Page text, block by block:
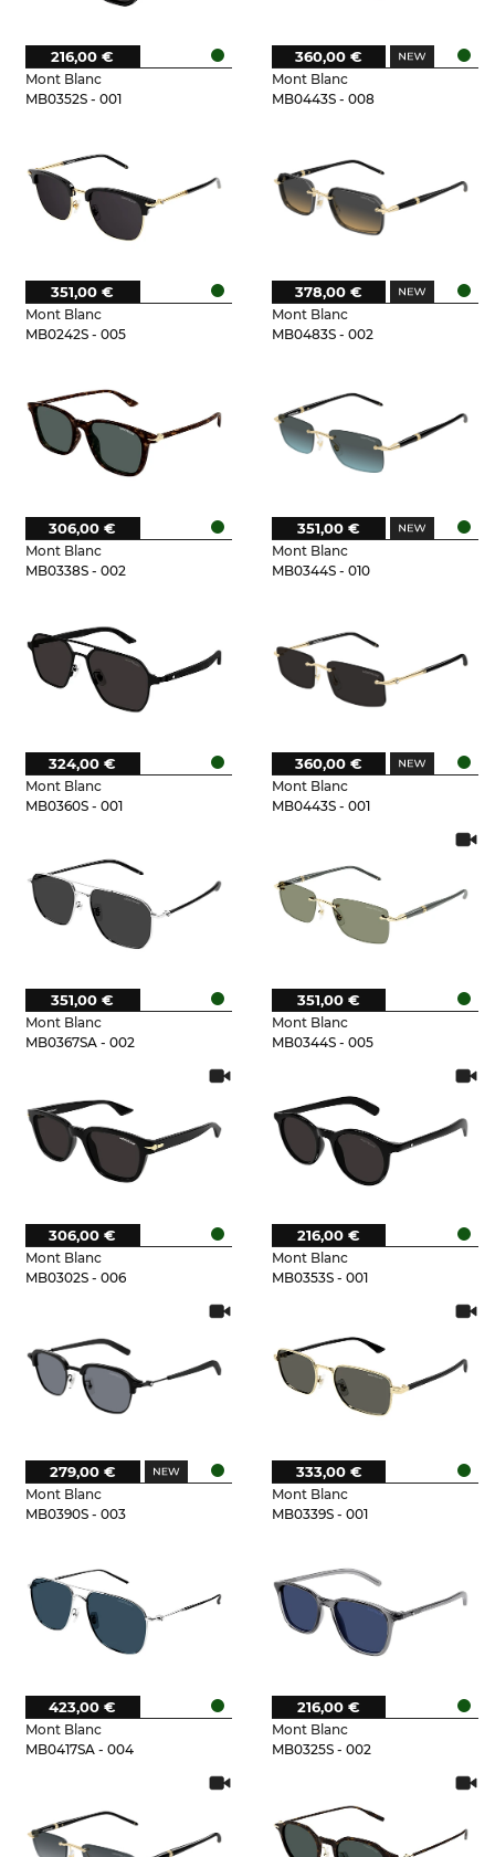
Mont Blanc
MB0352S - 001
216,00 €
Mont Blanc
MB0443S - 008
360,00 €
Mont Blanc
MB0242S - 005
351,00 €
Mont Blanc
MB0483S - 002
378,00 €
Mont Blanc
MB0338S - 002
306,00 €
Mont Blanc
MB0344S - 010
351,00 €
Mont Blanc
MB0360S - 001
324,00 €
Mont Blanc
MB0443S - 001
360,00 €
Mont Blanc
MB0367SA - 002
351,00 €
Mont Blanc
MB0344S - 005
351,00 €
Mont Blanc
MB0302S - 006
306,00 €
Mont Blanc
MB0353S - 001
216,00 €
Mont Blanc
MB0390S - 003
279,00 €
Mont Blanc
MB0339S - 001
333,00 €
Mont Blanc
MB0417SA - 004
423,00 €
Mont Blanc
MB0325S - 002
216,00 €